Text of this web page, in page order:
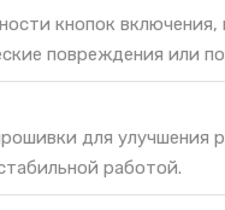
кнопок
повреждения или
для
работой.